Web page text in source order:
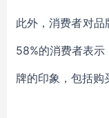
此外，消费者对品
58%的消费者表
牌的印象，包括购